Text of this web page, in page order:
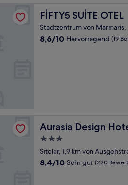
FİFTY5 SUİTE OTEL
FİFTY5 SUİTE OTEL
Stadtzentrum von
8.6
8,6/10 Hervorragend (19
Aurasia Design
Aurasia Design Hotel
3.0-
Sterne-
Unterkunft
Siteler, 1,9 km von
8.4
8,4/10 Sehr gut (220